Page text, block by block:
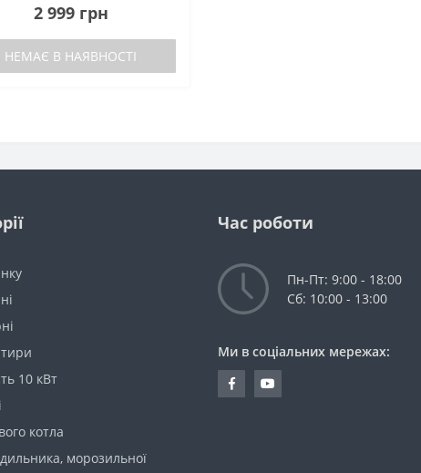
2 999 грн
НЕМАЄ В НАЯВНОСТІ
10 кВт
котла
морозильної
Час роботи
Пн-Пт: 9:00 - 18:00
Сб: 10:00 - 13:00
Ми в соціальних мережах: